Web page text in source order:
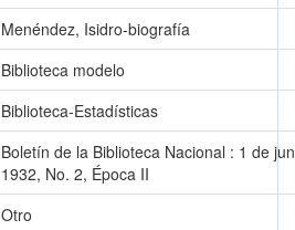
Menéndez, Isidro-biografía
Biblioteca modelo
Biblioteca-Estadísticas
Boletín de la Biblioteca Nacional : 1 de
1932, No. 2, Época II
Otro